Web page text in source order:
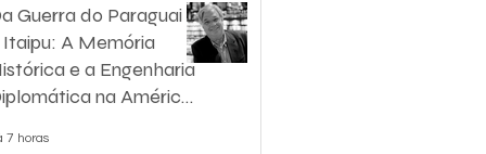
Guerra do Paraguai
A Memória
e a Engenharia
na América
7 horas